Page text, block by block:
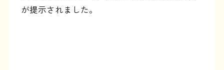
が提示されました。